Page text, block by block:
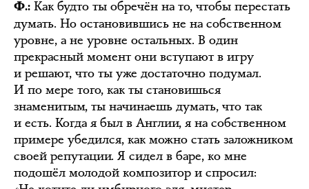
Ф.: Как будто ты обречён на то, чтобы перестать
думать. Но остановившись не на собственном
уровне, а не уровне остальных. В один
прекрасный момент они вступают в игру
и решают, что ты уже достаточно подумал.
И по мере того, как ты становишься
знаменитым, ты начинаешь думать, что так
и есть. Когда я был в Англии, я на собственном
примере убедился, как можно стать заложником
своей репутации. Я сидел в баре, ко мне
подошёл молодой композитор и спросил: